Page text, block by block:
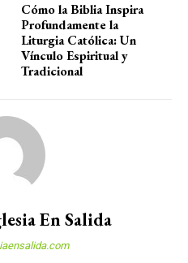
Cómo la Biblia Inspira
Profundamente la
Liturgia Católica: Un
Vínculo Espiritual y
Tradicional
En Salida